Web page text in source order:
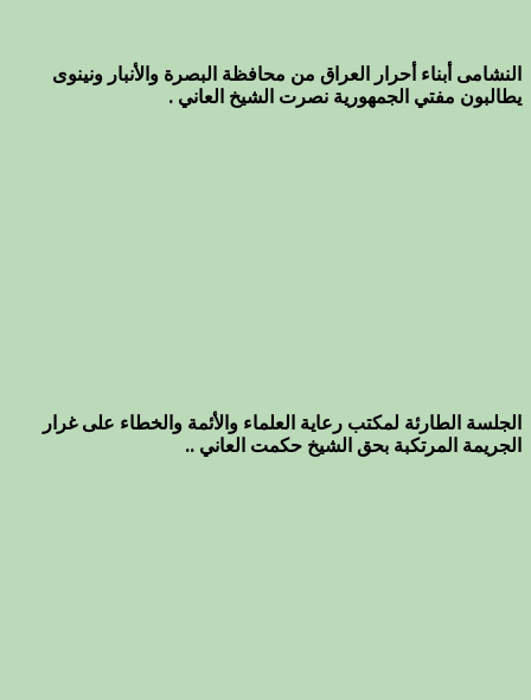
النشامى أبناء أحرار العراق من محافظة البصرة والأنبار ونينوى
يطالبون مفتي الجمهورية نصرت الشيخ العاني .
الجلسة الطارئة لمكتب رعاية العلماء والأئمة والخطاء على غرار
الجريمة المرتكبة بحق الشيخ حكمت العاني ..